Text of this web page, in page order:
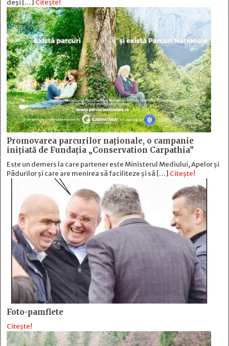
deși […] Citește!
Promovarea parcurilor naționale, o campanie
inițiată de Fundația „Conservation Carpathia”
Este un demers la care partener este Ministerul Mediului, Apelor și
Pădurilor și care are menirea să faciliteze și să […] Citește!
Foto-pamflete
Citește!